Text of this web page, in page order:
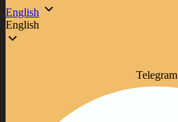
English
English
Telegram